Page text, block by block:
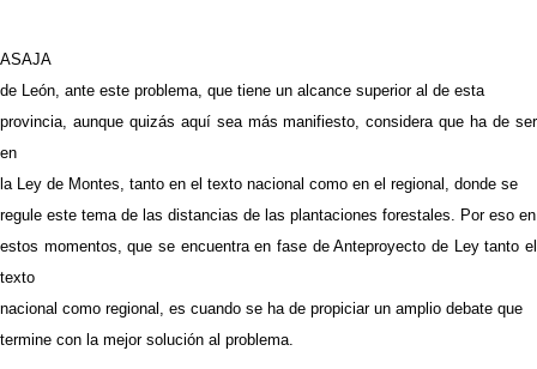
ASAJA
de León, ante este problema, que tiene un alcance superior al de esta
provincia, aunque quizás aquí sea más manifiesto, considera que ha de ser
en
la Ley de Montes, tanto en el texto nacional como en el regional, donde se
regule este tema de las distancias de las plantaciones forestales. Por eso en
estos momentos, que se encuentra en fase de Anteproyecto de Ley tanto el
texto
nacional como regional, es cuando se ha de propiciar un amplio debate que
termine con la mejor solución al problema.